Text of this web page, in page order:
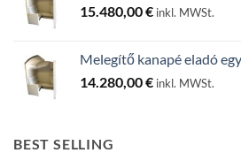
15.480,00€ inkl. MWSt.
Melegítő kanapé eladó
14.280,00€ inkl. MWSt.
BEST SELLING